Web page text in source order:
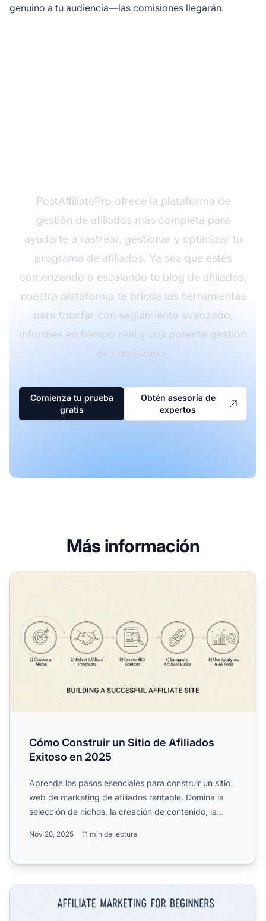
genuino a tu audiencia—las comisiones llegarán.
PostAffiliatePro ofrece la plataforma de
gestión de afiliados más completa para
ayudarte a rastrear, gestionar y optimizar tu
programa de afiliados. Ya sea que estés
comenzando o escalando tu blog de afiliados,
nuestra plataforma te brinda las herramientas
para triunfar con seguimiento avanzado,
informes en tiempo real y una potente gestión
de comisiones.
Comienza tu prueba
gratis
Obtén asesoría de
expertos
Más información
Cómo Construir un Sitio de Afiliados Exitoso en 2025
Cómo Construir un Sitio de Afiliados
Exitoso en 2025
Aprende los pasos esenciales para construir un sitio
web de marketing de afiliados rentable. Domina la
selección de nichos, la creación de contenido, la
Nov 28, 2025 11 min de lectura
¿Cómo empiezo en el marketing de afiliados? Guía